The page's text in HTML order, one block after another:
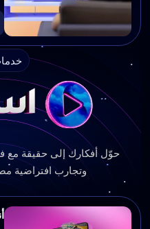
وتجارب افتراضية